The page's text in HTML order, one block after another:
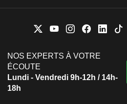
NOS EXPERTS À VOTRE
ÉCOUTE
Lundi - Vendredi 9h-12h / 14h-
18h